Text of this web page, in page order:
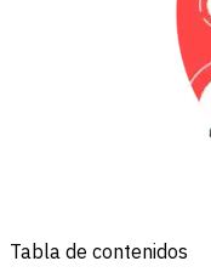
Tabla de contenidos